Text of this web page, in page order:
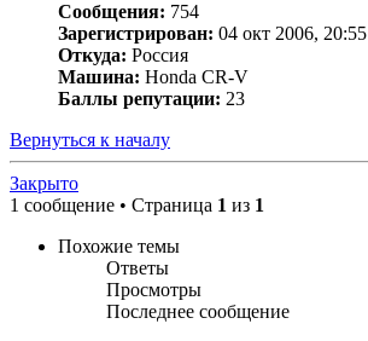
Сообщения: 754
Зарегистрирован: 04 окт 2006, 20:55
Откуда: Россия
Машина: Honda CR-V
Баллы репутации: 23
Вернуться к началу
Закрыто
1 сообщение • Страница 1 из 1
Похожие темы
Ответы
Просмотры
Последнее сообщение